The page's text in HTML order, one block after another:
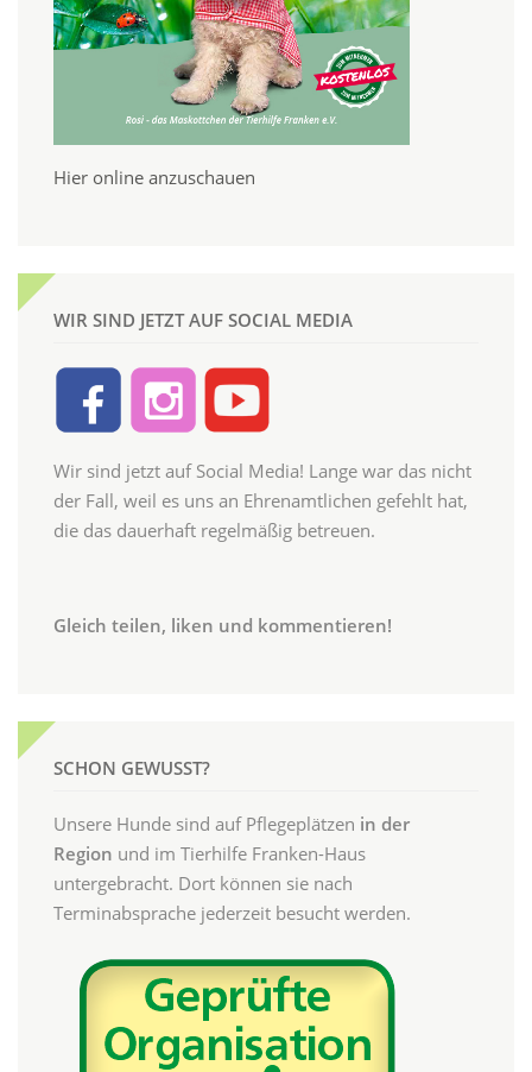
Hier online anzuschauen
WIR SIND JETZT AUF SOCIAL MEDIA
Wir sind jetzt auf Social Media! Lange war das nicht
der Fall, weil es uns an Ehrenamtlichen gefehlt hat,
die das dauerhaft regelmäßig betreuen.
Gleich teilen, liken und kommentieren!
SCHON GEWUSST?
Unsere Hunde sind auf Pflegeplätzen in der
Region und im Tierhilfe Franken-Haus
untergebracht. Dort können sie nach
Terminabsprache jederzeit besucht werden.